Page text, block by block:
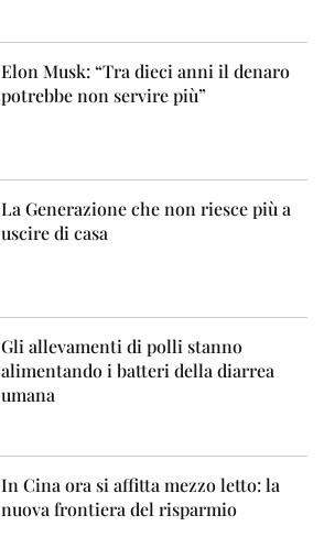
Elon Musk: “Tra dieci anni il denaro
potrebbe non servire più”
La Generazione che non riesce più a
uscire di casa
Gli allevamenti di polli stanno
alimentando i batteri della diarrea
umana
In Cina ora si affitta mezzo letto: la
nuova frontiera del risparmio